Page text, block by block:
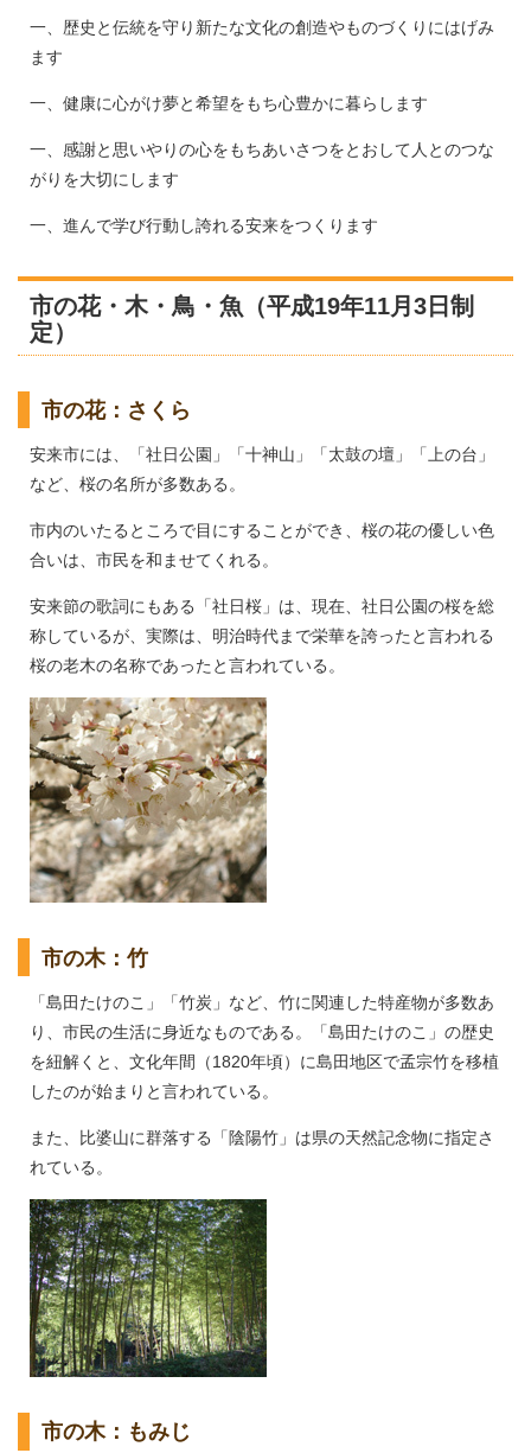
一、歴史と伝統を守り新たな文化の創造やものづくりにはげみ
ます
一、健康に心がけ夢と希望をもち心豊かに暮らします
一、感謝と思いやりの心をもちあいさつをとおして人とのつな
がりを大切にします
一、進んで学び行動し誇れる安来をつくります
市の花・木・鳥・魚（平成19年11月3日制
定）
市の花：さくら
安来市には、「社日公園」「十神山」「太鼓の壇」「上の台」
など、桜の名所が多数ある。
市内のいたるところで目にすることができ、桜の花の優しい色
合いは、市民を和ませてくれる。
安来節の歌詞にもある「社日桜」は、現在、社日公園の桜を総
称しているが、実際は、明治時代まで栄華を誇ったと言われる
桜の老木の名称であったと言われている。
市の木：竹
「島田たけのこ」「竹炭」など、竹に関連した特産物が多数あ
り、市民の生活に身近なものである。「島田たけのこ」の歴史
を紐解くと、文化年間（1820年頃）に島田地区で孟宗竹を移植
したのが始まりと言われている。
また、比婆山に群落する「陰陽竹」は県の天然記念物に指定さ
れている。
市の木：もみじ